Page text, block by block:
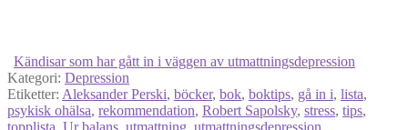
Kändisar som har gått in i väggen av utmattningsdepression
Kategori: Depression
Etiketter: Aleksander Perski, böcker, bok, boktips, gå in i, lista,
psykisk ohälsa, rekommendation, Robert Sapolsky, stress, tips,
topplista, Ur balans, utmattning, utmattningsdepression,